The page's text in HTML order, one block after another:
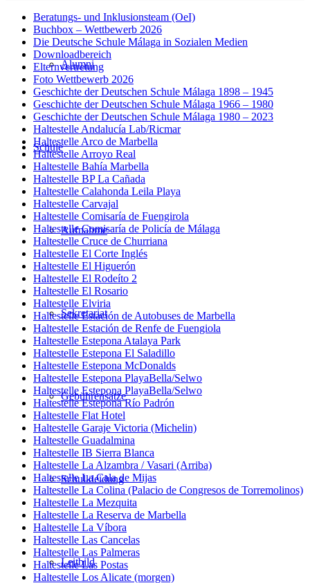
Alumni
Schule
Aufnahme
Sekretariat
Gebührensätze
Schulkleidung
Leitbild
Beratungs- und Inklusionsteam (OeI)
Buchbox – Wettbewerb 2026
Die Deutsche Schule Málaga in Sozialen Medien
Downloadbereich
Elternvertretung
Foto Wettbewerb 2026
Geschichte der Deutschen Schule Málaga 1898 – 1945
Geschichte der Deutschen Schule Málaga 1966 – 1980
Geschichte der Deutschen Schule Málaga 1980 – 2023
Haltestelle Andalucía Lab/Ricmar
Haltestelle Arco de Marbella
Haltestelle Arroyo Real
Haltestelle Bahía Marbella
Haltestelle BP La Cañada
Haltestelle Calahonda Leila Playa
Haltestelle Carvajal
Haltestelle Comisaría de Fuengirola
Haltestelle Comisaría de Policía de Málaga
Haltestelle Cruce de Churriana
Haltestelle El Corte Inglés
Haltestelle El Higuerón
Haltestelle El Rodeíto 2
Haltestelle El Rosario
Haltestelle Elviria
Haltestelle Estación de Autobuses de Marbella
Haltestelle Estación de Renfe de Fuengiola
Haltestelle Estepona Atalaya Park
Haltestelle Estepona El Saladillo
Haltestelle Estepona McDonalds
Haltestelle Estepona PlayaBella/Selwo
Haltestelle Estepona PlayaBella/Selwo
Haltestelle Estepona Río Padrón
Haltestelle Flat Hotel
Haltestelle Garaje Victoria (Michelin)
Haltestelle Guadalmina
Haltestelle IB Sierra Blanca
Haltestelle La Alzambra / Vasari (Arriba)
Haltestelle La Cala de Mijas
Haltestelle La Colina (Palacio de Congresos de Torremolinos)
Haltestelle La Mezquita
Haltestelle La Reserva de Marbella
Haltestelle La Víbora
Haltestelle Las Cancelas
Haltestelle Las Palmeras
Haltestelle Las Postas
Haltestelle Los Alicate (morgen)